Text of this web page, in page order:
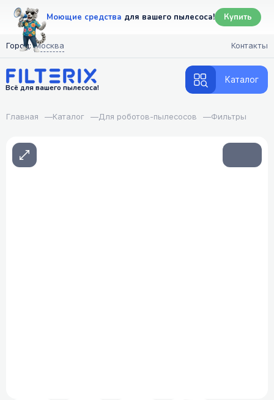
Моющие средства для вашего пылесоса! Купить
Город: Москва Контакты
Всё для вашего пылесоса!
Каталог
Главная —Каталог —Для роботов-пылесосов —Фильтры